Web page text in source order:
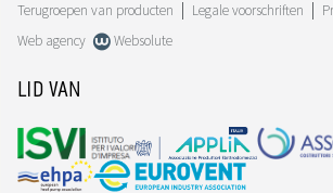
Terugroepen van producten
Legale voorschriften
Web agency
Websolute
LID VAN